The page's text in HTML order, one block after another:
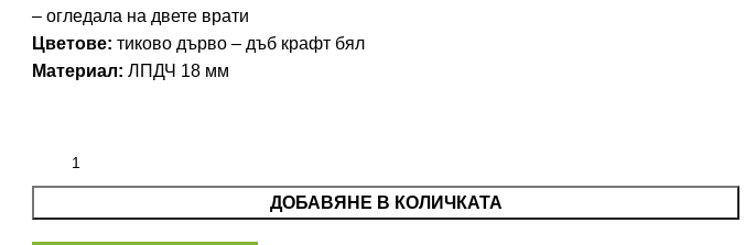
– огледала на двете врати
Цветове: тиково дърво – дъб крафт бял
Материал: ЛПДЧ 18 мм
ДОБАВЯНЕ В КОЛИЧКАТА